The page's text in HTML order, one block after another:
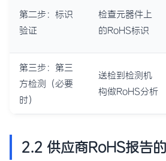
第二步：标识
验证
检查元器件上
的RoHS标识
第三步：第三
方检测（必要
时）
送检到检测机
构做RoHS分析
2.2 供应商RoHS报告